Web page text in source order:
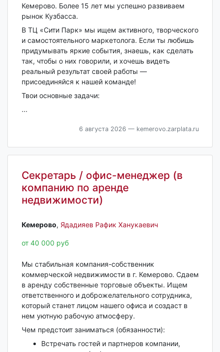
Кемерово. Более 15 лет мы успешно развиваем
рынок Кузбасса.
В ТЦ «Сити Парк» мы ищем активного, творческого
и самостоятельного маркетолога. Если ты любишь
придумывать яркие события, знаешь, как сделать
так, чтобы о них говорили, и хочешь видеть
реальный результат своей работы —
присоединяйся к нашей команде!
Твои основные задачи:
...
6 августа 2026 — kemerovo.zarplata.ru
Секретарь / офис-менеджер (в
компанию по аренде
недвижимости)
Кемерово‎, Ядадияев Рафик Ханукаевич
от 40 000 руб
Мы стабильная компания-собственник
коммерческой недвижимости в г. Кемерово. Сдаем
в аренду собственные торговые объекты. Ищем
ответственного и доброжелательного сотрудника,
который станет лицом нашего офиса и создаст в
нем уютную рабочую атмосферу.
Чем предстоит заниматься (обязанности):
Встречать гостей и партнеров компании,